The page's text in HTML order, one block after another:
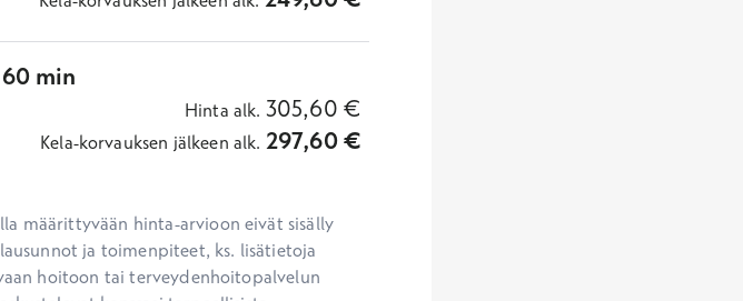
min
Hinta alk. 305,60 €
Kela-korvauksen jälkeen alk. 297,60€
määrittyvään hinta-arvioon eivät sisälly
ja toimenpiteet, ks. lisätietoja
hoitoon tai terveydenhoitopalvelun